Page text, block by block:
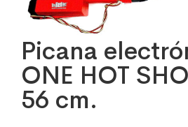
Picana
ONE HOT
56 cm.